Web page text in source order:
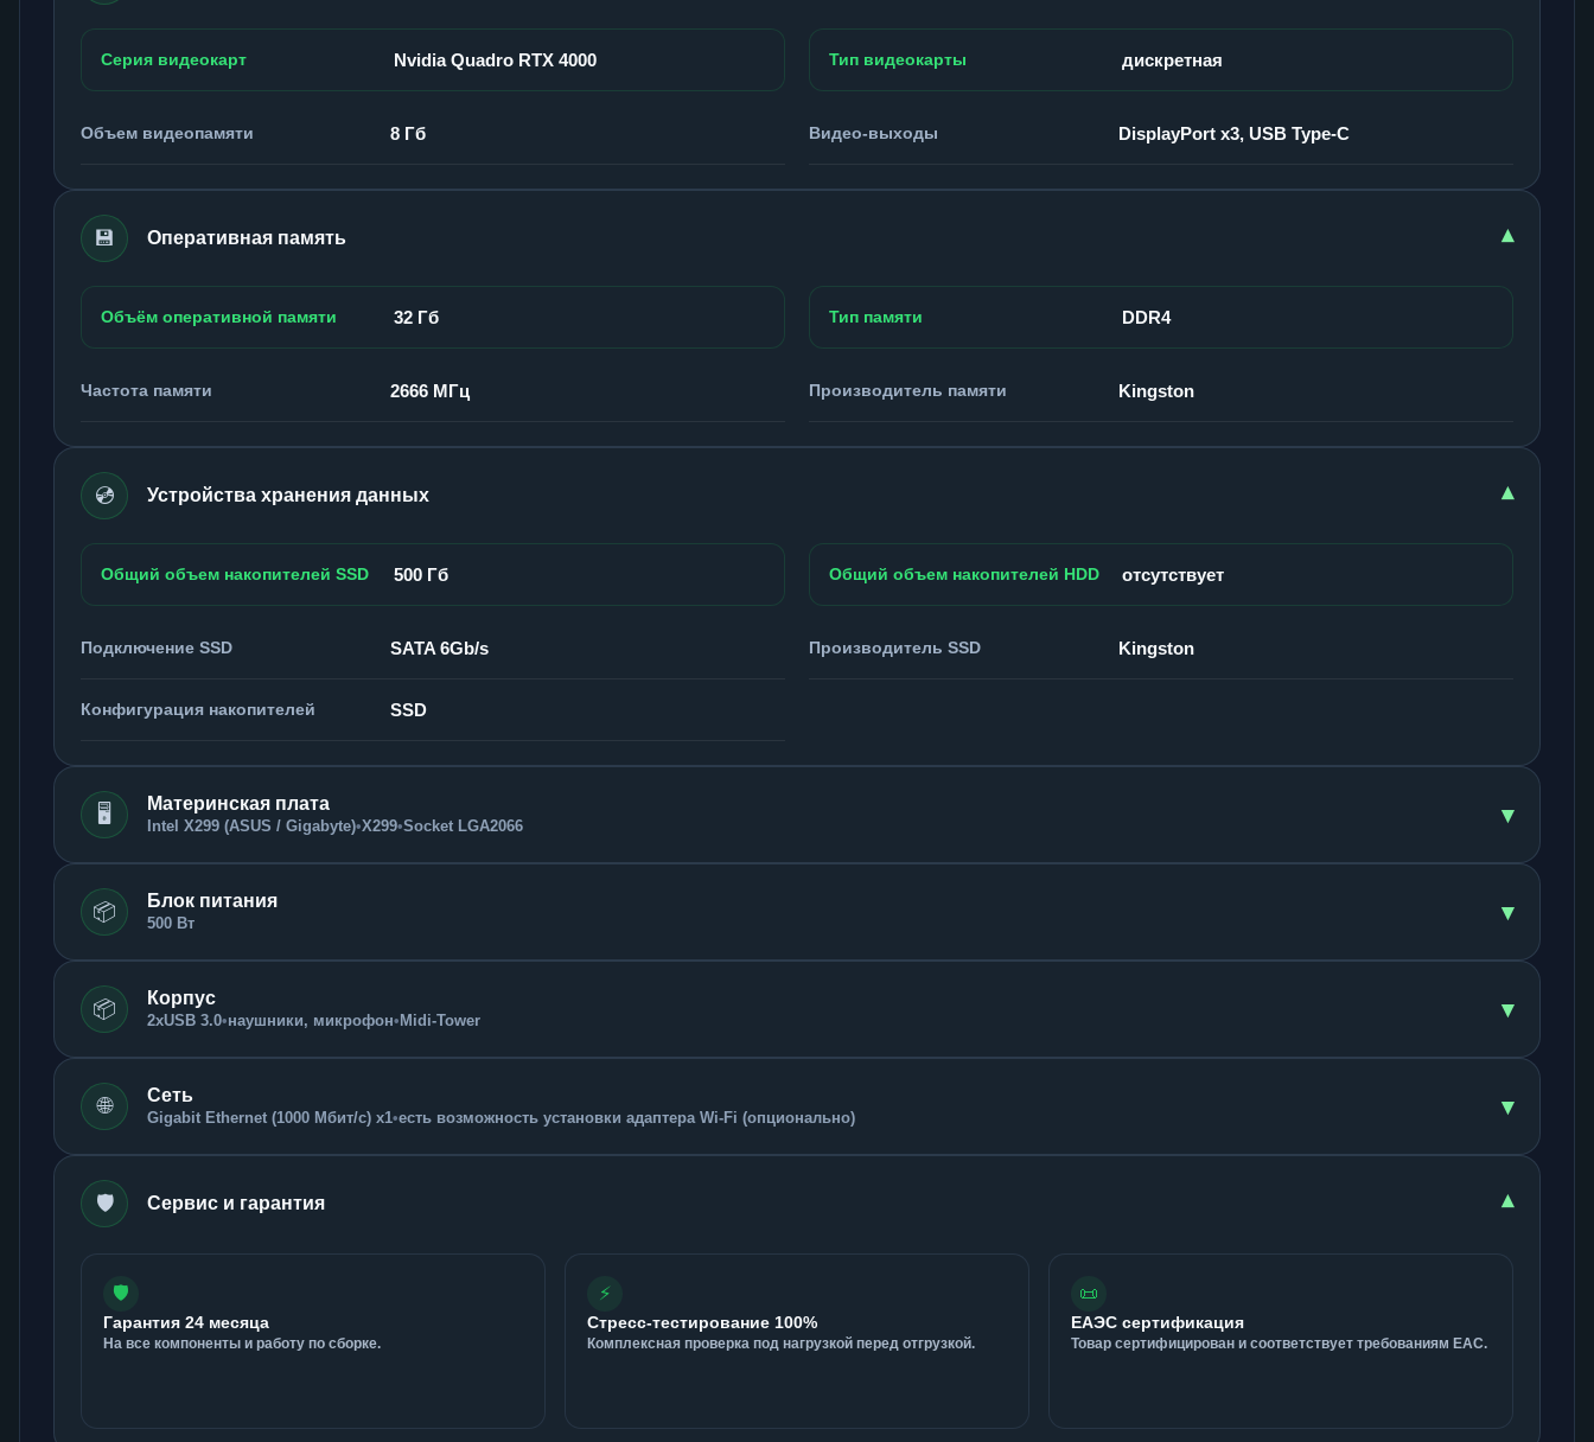
Серия видеокарт Nvidia Quadro RTX 4000 Тип видеокарты дискретная
Объем видеопамяти 8 Гб Видео-выходы DisplayPort x3, USB Type-C
💾 Оперативная память ▾
Объём оперативной памяти 32 Гб Тип памяти DDR4
Частота памяти 2666 МГц Производитель памяти Kingston
💿 Устройства хранения данных ▾
Общий объем накопителей SSD 500 Гб Общий объем накопителей HDD отсутствует
Подключение SSD SATA 6Gb/s Производитель SSD Kingston
Конфигурация накопителей SSD
🖥️ Материнская плата
Intel X299 (ASUS / Gigabyte)•X299•Socket LGA2066 ▾
📦 Блок питания
500 Вт ▾
📦 Корпус
2xUSB 3.0•наушники, микрофон• Midi-Tower ▾
🌐 Сеть
Gigabit Ethernet (1000 Мбит/с) x1•есть возможность установки адаптера Wi-Fi (опционально) ▾
🛡️ Сервис и гарантия ▾
🛡️
Гарантия 24 месяца
На все компоненты и работу по сборке.
⚡
Стресс-тестирование 100%
Комплексная проверка под нагрузкой перед отгрузкой.
📜
ЕАЭС сертификация
Товар сертифицирован и соответствует требованиям ЕАС.